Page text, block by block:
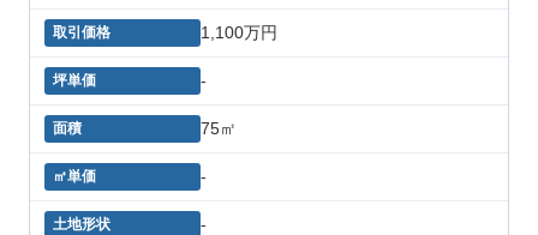
1,100万円
-
75㎡
-
-